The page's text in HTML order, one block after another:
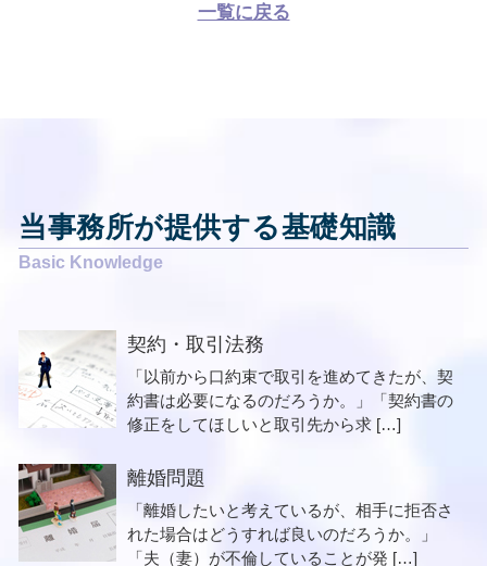
一覧に戻る
当事務所が提供する基礎知識
契約・取引法務
「以前から口約束で取引を進めてきたが、契
約書は必要になるのだろうか。」「契約書の
修正をしてほしいと取引先から求 […]
離婚問題
「離婚したいと考えているが、相手に拒否さ
れた場合はどうすれば良いのだろうか。」
「夫（妻）が不倫していることが発 […]